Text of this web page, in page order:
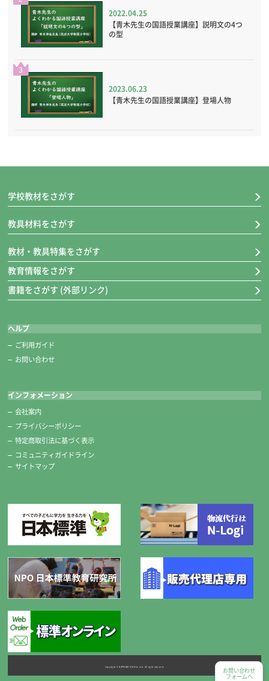
2022.04.25
【青木先生の国語授業講座】説明文の4つ
の型
3
2023.06.23
【青木先生の国語授業講座】登場人物
学校教材をさがす
教具材料をさがす
教材・教具特集をさがす
教育情報をさがす
書籍をさがす (外部リンク)
ヘルプ
ご利用ガイド
お問い合わせ
インフォメーション
会社案内
プライバシーポリシー
特定商取引法に基づく表示
コミュニティガイドライン
サイトマップ
Copyright © NIPPONHYOJUN Co.Ltd. All right reserved.
お問い合わせ
フォームへ